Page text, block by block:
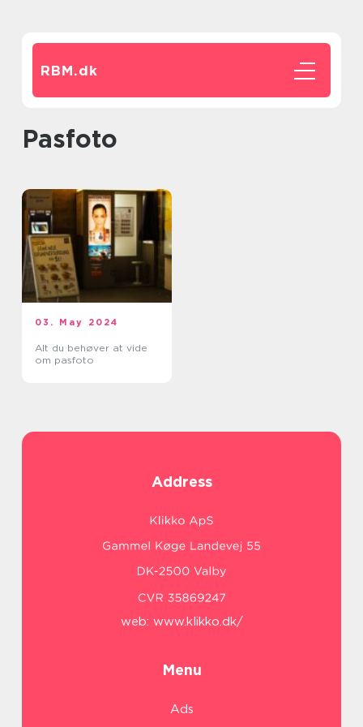
RBM.dk
pasfoto
03. May 2024
Alt du behøver at vide
om pasfoto
Address
web: www.klikko.dk/
Menu
Ads